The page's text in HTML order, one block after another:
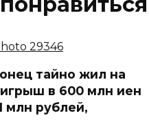
тайно жил на
в 600 млн иен
млн рублей,